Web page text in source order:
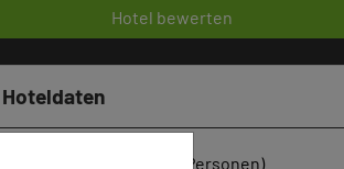
Hotel bewerten
Hoteldaten
Max. Tagungskapazität (Personen)